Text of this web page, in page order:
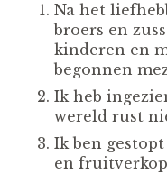
Na het
broers en
kinderen en
begonnen
Ik heb
wereld rust
Ik ben
en